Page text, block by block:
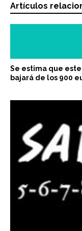
Artículos
Se estima que
bajará de los 900